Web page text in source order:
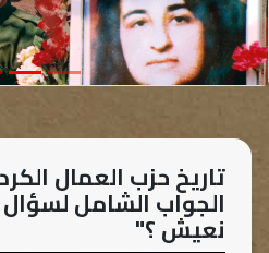
تاريخ حزب العمال
الجواب الشامل
نعيش ؟"